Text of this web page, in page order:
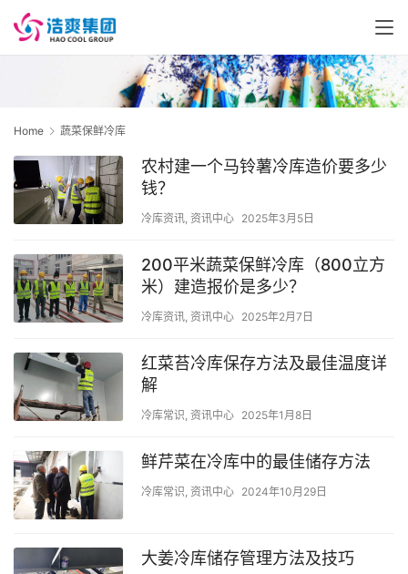
Home 蔬菜保鲜冷库
农村建一个马铃薯冷库造价要多少
钱？
冷库资讯 资讯中心 2025年3月5日
200平米蔬菜保鲜冷库（800立方
米）建造报价是多少？
冷库资讯 资讯中心 2025年2月7日
红菜苔冷库保存方法及最佳温度详
解
冷库常识 资讯中心 2025年1月8日
鲜芹菜在冷库中的最佳储存方法
冷库常识 资讯中心 2024年10月29日
大姜冷库储存管理方法及技巧